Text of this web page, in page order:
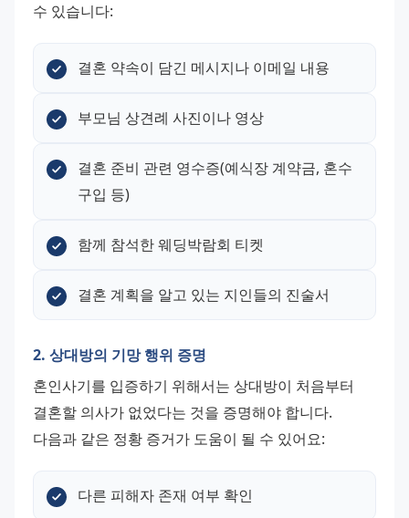
수 있습니다:
결혼 약속이 담긴 메시지나 이메일 내용
부모님 상견례 사진이나 영상
결혼 준비 관련 영수증(예식장 계약금, 혼수
구입 등)
함께 참석한 웨딩박람회 티켓
결혼 계획을 알고 있는 지인들의 진술서
2. 상대방의 기망 행위 증명
혼인사기를 입증하기 위해서는 상대방이 처음부터
결혼할 의사가 없었다는 것을 증명해야 합니다.
다음과 같은 정황 증거가 도움이 될 수 있어요:
다른 피해자 존재 여부 확인